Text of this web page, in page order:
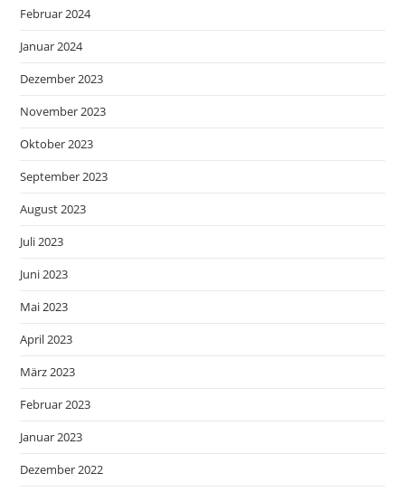
Februar 2024
Januar 2024
Dezember 2023
November 2023
Oktober 2023
September 2023
August 2023
Juli 2023
Juni 2023
Mai 2023
April 2023
März 2023
Februar 2023
Januar 2023
Dezember 2022